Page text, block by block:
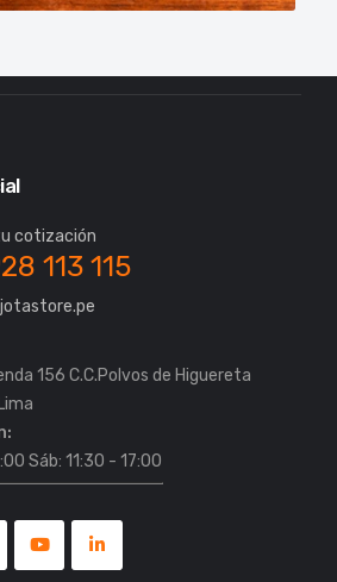
cotización
113 115
156 C.C.Polvos de Higuereta
Sáb: 11:30 - 17:00